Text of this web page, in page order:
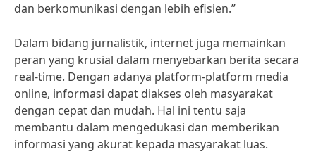
dan berkomunikasi dengan lebih efisien.”
Dalam bidang jurnalistik, internet juga memainkan
peran yang krusial dalam menyebarkan berita secara
real-time. Dengan adanya platform-platform media
online, informasi dapat diakses oleh masyarakat
dengan cepat dan mudah. Hal ini tentu saja
membantu dalam mengedukasi dan memberikan
informasi yang akurat kepada masyarakat luas.